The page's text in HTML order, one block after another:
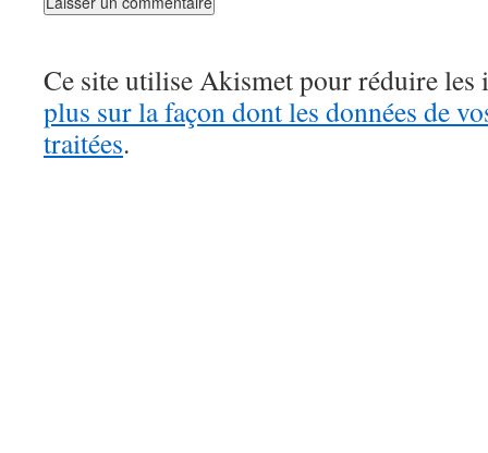
Ce site utilise Akismet pour réduire les
plus sur la façon dont les données de
traitées.